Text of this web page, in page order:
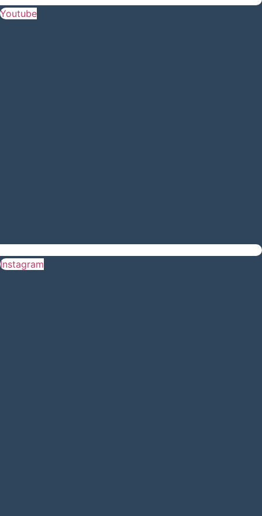
Youtube
Instagram